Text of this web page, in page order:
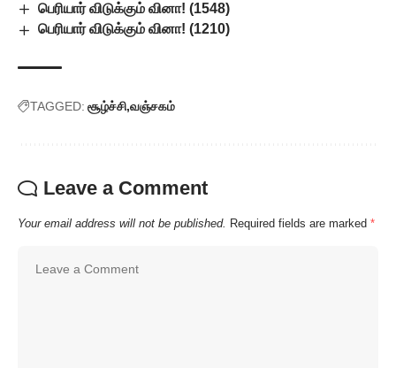
பெரியார் விடுக்கும் வினா! (1548)
பெரியார் விடுக்கும் வினா! (1210)
TAGGED: சூழ்ச்சி வஞ்சகம்
Leave a Comment
Your email address will not be published. Required fields are marked *